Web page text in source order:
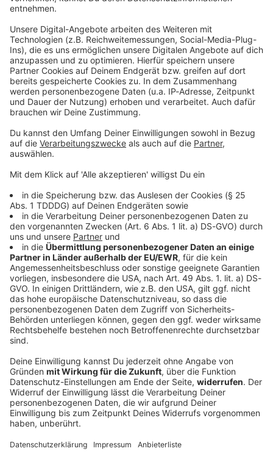
Du möchtest uns etwas sagen?
Studio Hotline
Kontaktformular
© dpa-infocom, dpa:260515-930-83051/1
DAS KÖNNTE DICH AUCH INTERESSIEREN
Bayern
Verfassungsschutz beobachtet AfD-
Abgeordneten Nolte
Inzwischen steht in Bayern der dritte